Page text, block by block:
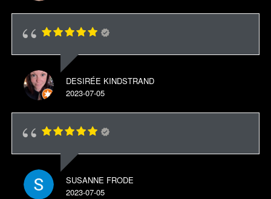
DESIRÉE KINDSTRAND
2023-07-05
SUSANNE FRODE
2023-07-05